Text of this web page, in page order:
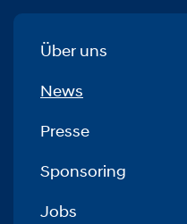
Über uns
News
Presse
Sponsoring
Jobs